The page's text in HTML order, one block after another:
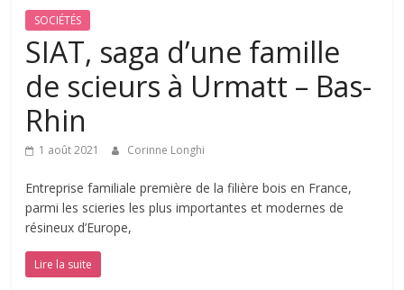
SOCIÉTÉS
SIAT, saga d’une famille
de scieurs à Urmatt – Bas-
Rhin
1 août 2021 Corinne Longhi
Entreprise familiale première de la filière bois en France,
parmi les scieries les plus importantes et modernes de
résineux d’Europe,
Lire la suite